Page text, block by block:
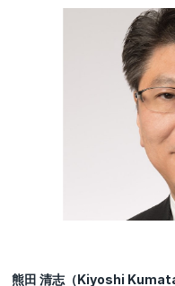
熊田 清志（Kiyoshi Kumata